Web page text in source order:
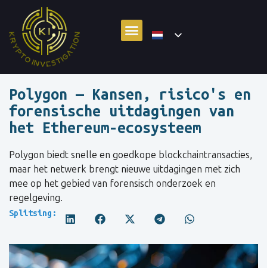
Polygon — Kansen, risico's en
forensische uitdagingen van
het Ethereum-ecosysteem
Polygon biedt snelle en goedkope blockchaintransacties,
maar het netwerk brengt nieuwe uitdagingen met zich
mee op het gebied van forensisch onderzoek en
regelgeving.
Splitsing: